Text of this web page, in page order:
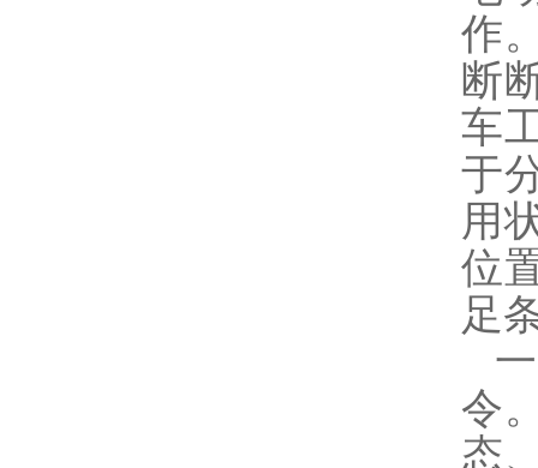
作
断
车
于
用
位
足
令
态